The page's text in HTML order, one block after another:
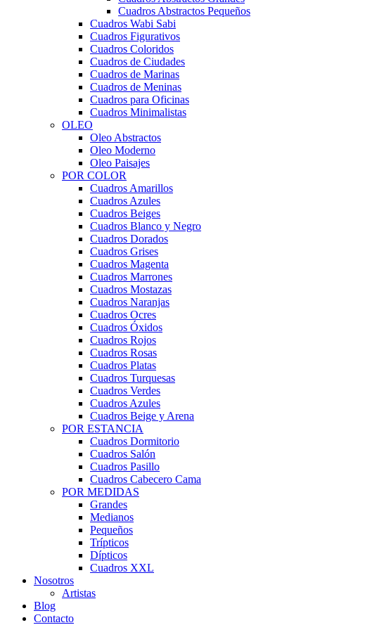
Cuadros Abstractos Pequeños
Cuadros Wabi Sabi
Cuadros Figurativos
Cuadros Coloridos
Cuadros de Ciudades
Cuadros de Marinas
Cuadros de Meninas
Cuadros para Oficinas
Cuadros Minimalistas
OLEO
Oleo Abstractos
Oleo Moderno
Oleo Paisajes
POR COLOR
Cuadros Amarillos
Cuadros Azules
Cuadros Beiges
Cuadros Blanco y Negro
Cuadros Dorados
Cuadros Grises
Cuadros Magenta
Cuadros Marrones
Cuadros Mostazas
Cuadros Naranjas
Cuadros Ocres
Cuadros Óxidos
Cuadros Rojos
Cuadros Rosas
Cuadros Platas
Cuadros Turquesas
Cuadros Verdes
Cuadros Azules
Cuadros Beige y Arena
POR ESTANCIA
Cuadros Dormitorio
Cuadros Salón
Cuadros Pasillo
Cuadros Cabecero Cama
POR MEDIDAS
Grandes
Medianos
Pequeños
Trípticos
Dípticos
Cuadros XXL
Nosotros
Artistas
Blog
Contacto